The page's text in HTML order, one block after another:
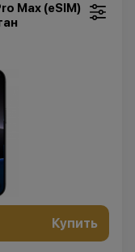
Max (eSIM)
Купить